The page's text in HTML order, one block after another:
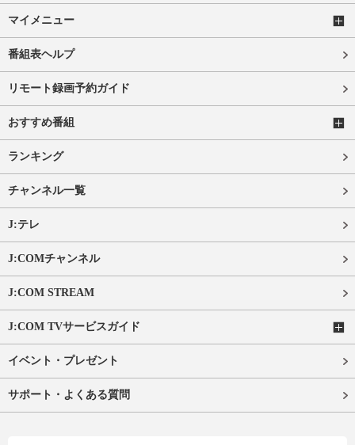
マイメニュー
番組表ヘルプ
リモート録画予約ガイド
おすすめ番組
ランキング
チャンネル一覧
J:テレ
J:COMチャンネル
J:COM STREAM
J:COM TVサービスガイド
イベント・プレゼント
サポート・よくある質問